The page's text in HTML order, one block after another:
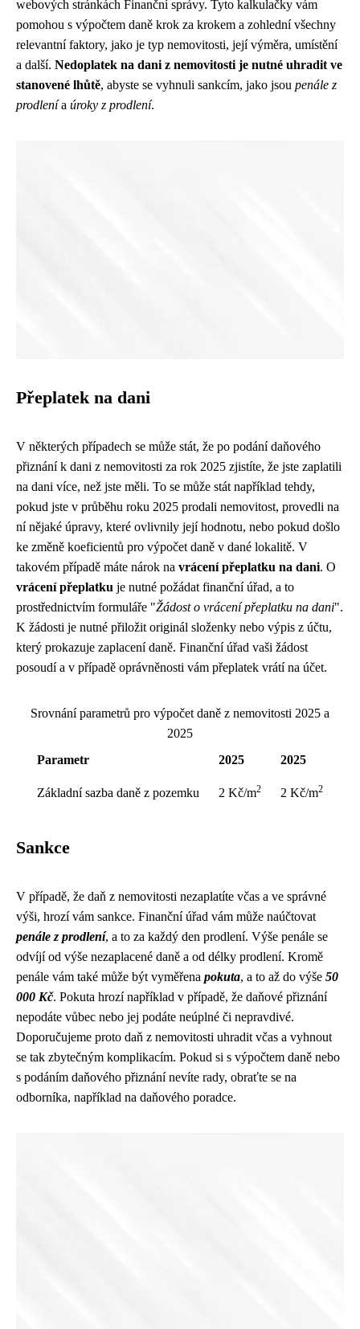
webových stránkách Finanční správy. Tyto kalkulačky vám
pomohou s výpočtem daně krok za krokem a zohlední všechny
relevantní faktory, jako je typ nemovitosti, její výměra, umístění
a další. Nedoplatek na dani z nemovitosti je nutné uhradit ve
stanovené lhůtě, abyste se vyhnuli sankcím, jako jsou penále z
prodlenía úroky z prodlení.
Přeplatek na dani
V některých případech se může stát, že po podání daňového
přiznání k dani z nemovitosti za rok 2025 zjistíte, že jste zaplatili
na dani více, než jste měli. To se může stát například tehdy,
pokud jste v průběhu roku 2025 prodali nemovitost, provedli na
ní nějaké úpravy, které ovlivnily její hodnotu, nebo pokud došlo
ke změně koeficientů pro výpočet daně v dané lokalitě. V
takovém případě máte nárok na vrácení přeplatku na dani. O
vrácení přeplatku je nutné požádat finanční úřad, a to
prostřednictvím formuláře "Žádost o vrácení přeplatku na dani".
K žádosti je nutné přiložit originál složenky nebo výpis z účtu,
který prokazuje zaplacení daně. Finanční úřad vaši žádost
posoudí a v případě oprávněnosti vám přeplatek vrátí na účet.
Srovnání parametrů pro výpočet daně z nemovitosti 2025 a
2025
Parametr
2025 2025
Základní sazba daně z pozemku 2 Kč/m2 2 Kč/m2
Sankce
V případě, že daň z nemovitosti nezaplatíte včas a ve správné
výši, hrozí vám sankce. Finanční úřad vám může naúčtovat
penále z prodlení, a to za každý den prodlení. Výše penále se
odvíjí od výše nezaplacené daně a od délky prodlení. Kromě
penále vám také může být vyměřena pokuta, a to až do výše 50
000 Kč. Pokuta hrozí například v případě, že daňové přiznání
nepodáte vůbec nebo jej podáte neúplné či nepravdivé.
Doporučujeme proto daň z nemovitosti uhradit včas a vyhnout
se tak zbytečným komplikacím. Pokud si s výpočtem daně nebo
s podáním daňového přiznání nevíte rady, obraťte se na
odborníka, například na daňového poradce.